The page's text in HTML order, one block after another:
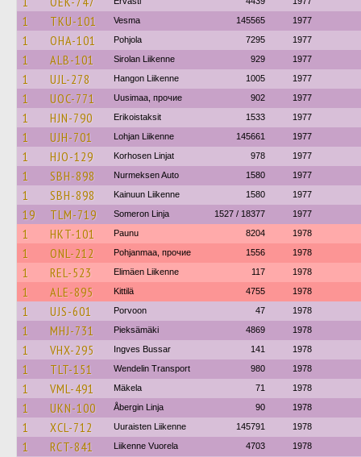
1 TKU-101 Vesma 145565 1977
1 OHA-101 Pohjola 7295 1977
1 ALB-101 Sirolan Liikenne 929 1977
1 UJL-278 Hangon Liikenne 1005 1977
1 UOC-771 Uusimaa, прочие 902 1977
1 HJN-790 Erikoistaksit 1533 1977
1 UJH-701 Lohjan Liikenne 145661 1977
1 HJO-129 Korhosen Linjat 978 1977
1 SBH-898 Nurmeksen Auto 1580 1977
1 SBH-898 Kainuun Liikenne 1580 1977
19 TLM-719 Someron Linja 1527 / 18377 1977
1 HKT-101 Paunu 8204 1978
1 ONL-212 Pohjanmaa, прочие 1556 1978
1 REL-523 Elimäen Liikenne 117 1978
1 ALE-895 Kittilä 4755 1978
1 UJS-601 Porvoon 47 1978
1 MHJ-731 Pieksämäki 4869 1978
1 VHX-295 Ingves Bussar 141 1978
1 TLT-151 Wendelin Transport 980 1978
1 VML-491 Mäkela 71 1978
1 UKN-100 Åbergin Linja 90 1978
1 XCL-712 Uuraisten Liikenne 145791 1978
1 RCT-841 Liikenne Vuorela 4703 1978